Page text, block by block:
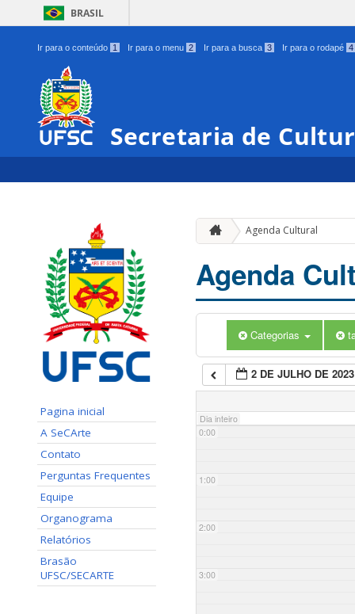
BRASIL
Ir para o conteúdo 1 Ir para o menu 2 Ir para a busca 3 Ir para o rodapé 4
Secretaria de
Pagina inicial
A SeCArte
Contato
Perguntas Frequentes
Equipe
Organograma
Relatórios
Brasão
UFSC/SECARTE
Agenda Cultural
Agenda
Categorias
2 DE JULHO DE 2023
Dia inteiro
0:00
1:00
2:00
3:00